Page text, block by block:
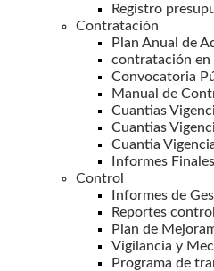
Registro
Contratación
Plan Anual de
contratación en
Convocatoria
Manual de
Cuantias
Cuantias
Cuantia
Informes
Control
Informes de
Reportes
Plan de
Vigilancia y
Programa de